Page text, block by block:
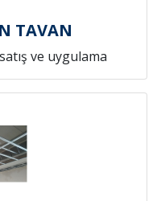
TAVAN
ve uygulama